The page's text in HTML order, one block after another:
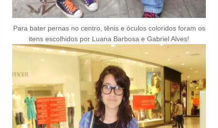
Para bater pernas no centro, tênis e óculos coloridos foram os
itens escolhidos por Luana Barbosa e Gabriel Alves!